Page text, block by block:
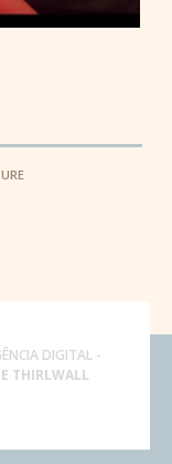
DIGITAL-
THIRLWALL